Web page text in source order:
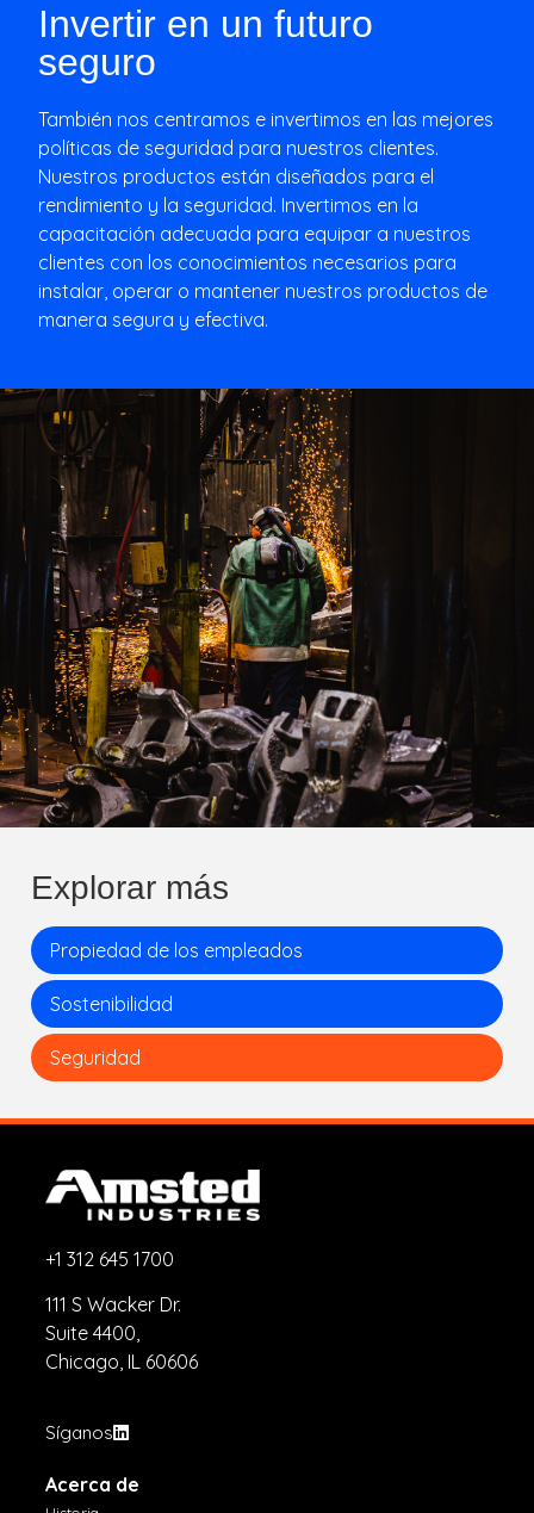
Invertir en un futuro
seguro
También nos centramos e invertimos en las mejores
políticas de seguridad para nuestros clientes.
Nuestros productos están diseñados para el
rendimiento y la seguridad. Invertimos en la
capacitación adecuada para equipar a nuestros
clientes con los conocimientos necesarios para
instalar, operar o mantener nuestros productos de
manera segura y efectiva.
Explorar más
Propiedad de los empleados
Sostenibilidad
Seguridad
+1 312 645 1700
111 S Wacker Dr.
Suite 4400,
Chicago, IL 60606
Síganos
Acerca de